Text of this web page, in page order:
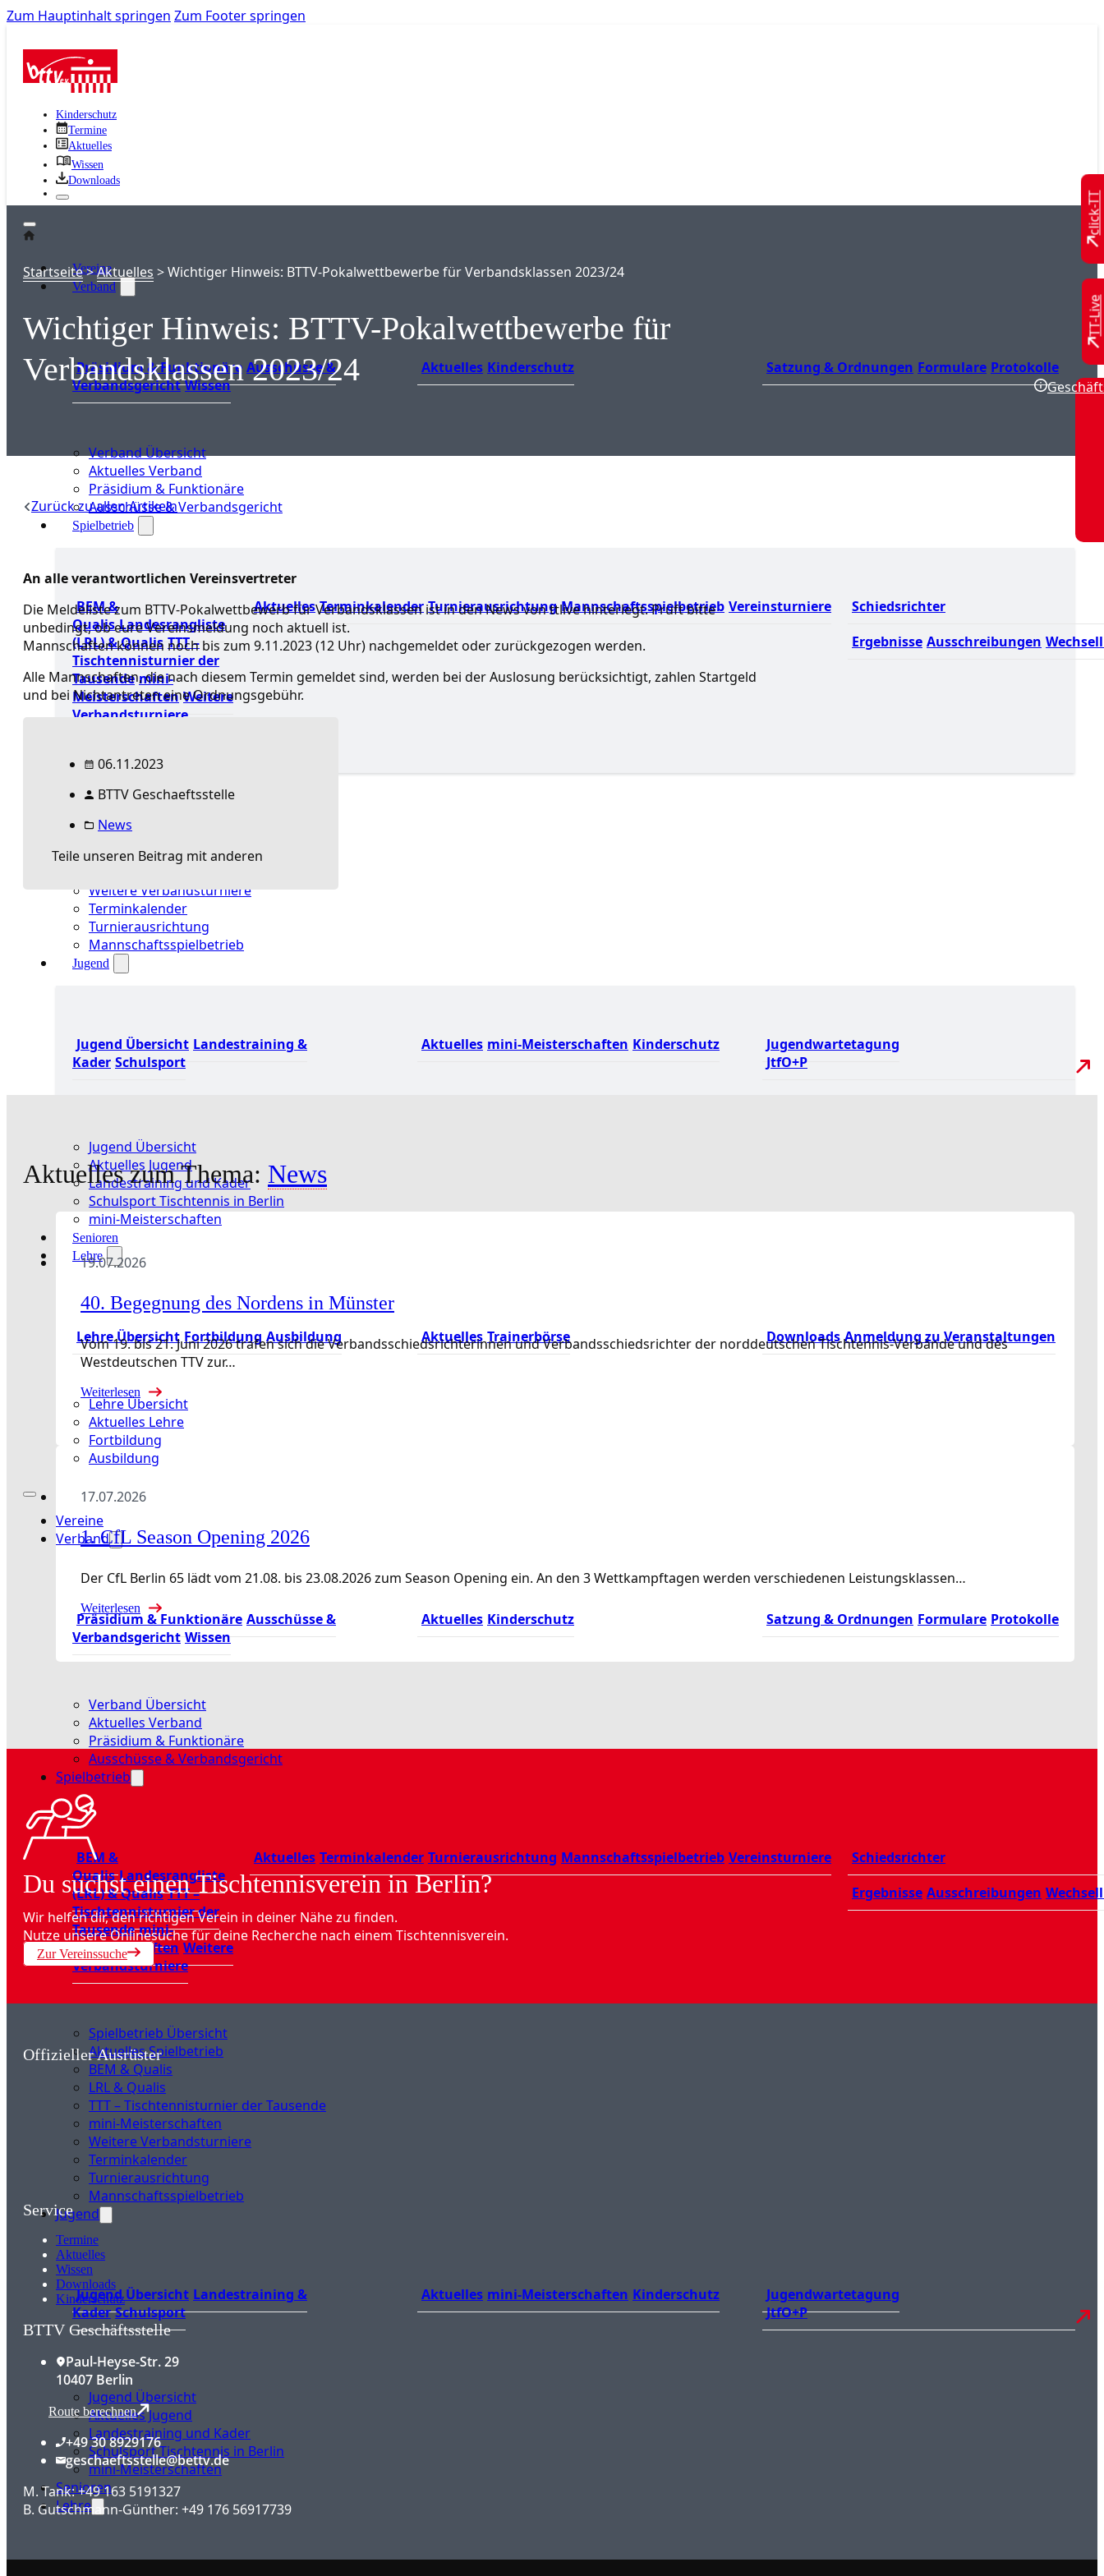
Zum Hauptinhalt springen Zum Footer springen
Kinderschutz
Termine
Aktuelles
Wissen
Downloads
Vereine
Verband
Präsidium & Funktionäre Ausschüsse &
Verbandsgericht Wissen
Aktuelles Kinderschutz Satzung & Ordnungen Formulare Protokolle
Verband Übersicht
Aktuelles Verband
Präsidium & Funktionäre
Ausschüsse & Verbandsgericht
Spielbetrieb
BEM &
Qualis Landesrangliste
(LRL) & Qualis TTT –
Tischtennisturnier der
Tausende mini-
Meisterschaften Weitere
Verbandsturniere
Aktuelles Terminkalender Turnierausrichtung Mannschaftsspielbetrieb Vereinsturniere
Schiedsrichter
Ergebnisse Ausschreibungen
Aktuelles Spielbetrieb
BEM & Qualis
LRL & Qualis
TTT – Tischtennisturnier der Tausende
Weitere Verbandsturniere
Terminkalender
Turnierausrichtung
Mannschaftsspielbetrieb
Jugend
Jugend Übersicht Landestraining &
Kader Schulsport
Aktuelles mini-Meisterschaften Kinderschutz
Jugendwartetagung
JtfO+P
Jugend Übersicht
Aktuelles Jugend
Landestraining und Kader
Schulsport Tischtennis in Berlin
mini-Meisterschaften
Senioren
Lehre
Lehre Übersicht Fortbildung Ausbildung Aktuelles Trainerbörse Downloads Anmeldung zu Veranstaltungen
Lehre Übersicht
Aktuelles Lehre
Fortbildung
Ausbildung
Vereine
Verband
Präsidium & Funktionäre Ausschüsse &
Verbandsgericht Wissen
Aktuelles Kinderschutz Satzung & Ordnungen Formulare Protokolle
Verband Übersicht
Aktuelles Verband
Präsidium & Funktionäre
Ausschüsse & Verbandsgericht
Spielbetrieb
BEM &
Qualis Landesrangliste
(LRL) & Qualis TTT –
Tischtennisturnier der
Tausende mini-
Meisterschaften Weitere
Verbandsturniere
Aktuelles Terminkalender Turnierausrichtung Mannschaftsspielbetrieb Vereinsturniere
Schiedsrichter
Ergebnisse Ausschreibungen
Spielbetrieb Übersicht
Aktuelles Spielbetrieb
BEM & Qualis
LRL & Qualis
TTT – Tischtennisturnier der Tausende
mini-Meisterschaften
Weitere Verbandsturniere
Terminkalender
Turnierausrichtung
Mannschaftsspielbetrieb
Jugend
Jugend Übersicht Landestraining &
Kader Schulsport
Aktuelles mini-Meisterschaften Kinderschutz
Jugendwartetagung
JtfO+P
Jugend Übersicht
Aktuelles Jugend
Landestraining und Kader
Schulsport Tischtennis in Berlin
mini-Meisterschaften
Senioren
Lehre
Startseite>Aktuelles >Wichtiger Hinweis: BTTV-Pokalwettbewerbe für Verbandsklassen 2023/24
Wichtiger Hinweis: BTTV-Pokalwettbewerbe für
Verbandsklassen 2023/24
Zurück zu allen Artikeln
An alle verantwortlichen Vereinsvertreter
Die Meldeliste zum BTTV-Pokalwettbewerb für Verbandsklassen ist in den News von ttlive hinterlegt. Prüft bitte
unbedingt, ob eure Vereinsmeldung noch aktuell ist.
Mannschaften können noch bis zum 9.11.2023 (12 Uhr) nachgemeldet oder zurückgezogen werden.
Alle Mannschaften, die nach diesem Termin gemeldet sind, werden bei der Auslosung berücksichtigt, zahlen Startgeld
und bei Nichtantreten eine Ordnungsgebühr.
06.11.2023
BTTV Geschaeftsstelle
News
Teile unseren Beitrag mit anderen
Aktuelles zum Thema: News
19.07.2026
40. Begegnung des Nordens in Münster
Vom 19. bis 21. Juni 2026 trafen sich die Verbandsschiedsrichterinnen und Verbandsschiedsrichter der norddeutschen Tischtennis-Verbände und des
Westdeutschen TTV zur…
Weiterlesen
17.07.2026
1. CfL Season Opening 2026
Der CfL Berlin 65 lädt vom 21.08. bis 23.08.2026 zum Season Opening ein. An den 3 Wettkampftagen werden verschiedenen Leistungsklassen…
Weiterlesen
Du suchst einen Tischtennisverein in Berlin?
Wir helfen dir, den richtigen Verein in deiner Nähe zu finden.
Nutze unsere Onlinesuche für deine Recherche nach einem Tischtennisverein.
Zur Vereinssuche
Offizieller Ausrüster
Service
Termine
Aktuelles
Wissen
Downloads
Kinderschutz
BTTV Geschäftsstelle
Paul-Heyse-Str. 29
10407 Berlin
Route berechnen
+49 30 8929176
geschaeftsstelle@bettv.de
M. Tank: +49 163 5191327
B. Gutschmann-Günther: +49 176 56917739
click-TT
TT-Live